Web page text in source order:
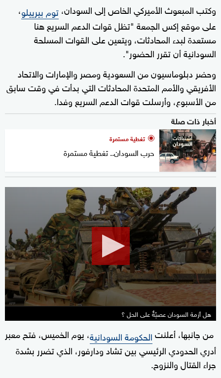
وكتب المبعوث الأميركي الخاص إلى السودان،توم بيرييلو،
على موقع إكس الجمعة "تظل قوات الدعم السريع هنا
مستعدة لبدء المحادثات، ويتعين على القوات المسلحة
السودانية أن تقرر الحضور".
وحضر دبلوماسيون من السعودية ومصر والإمارات والاتحاد
الأفريقي والأمم المتحدة المحادثات التي بدأت في وقت سابق
من الأسبوع، وأرسلت قوات الدعم السريع وفدا.
أخبار ذات صلة
تغطية مستمرة
حرب السودان.. تغطية مستمرة
minute,
35
seconds
هل أزمة السودان عصيّةٌ على الحل ؟
من جانبها، أعلنتالحكومة السودانية، يوم الخميس، فتح معبر
أدري الحدودي الرئيسي بين تشاد ودارفور، الذي تضرر بشدة
جراء القتال والنزوح.